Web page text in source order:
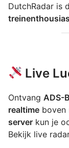
DutchRadar is
Live
Ontvang ADS-
realtime boven
server kun je
Bekijk live